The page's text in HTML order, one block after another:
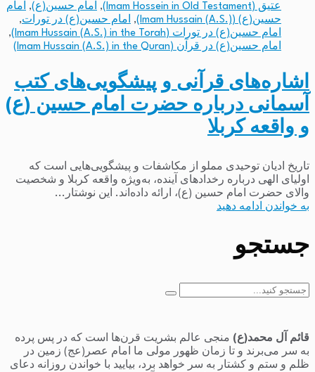
عتیق (Imam Hossein in Old Testament)
, امام حسین(ع), امام
حسین(ع) (Imam Hussain (A.S.))
, امام حسین(ع) در تورات,
امام حسین(ع) در تورات (Imam Hussain (A.S.) in the Torah)
,
امام حسین(ع) در قرآن (Imam Hussain (A.S.) in the Quran)
اشاره‌های قرآنی و پیشگویی‌های کتب
آسمانی درباره حضرت امام حسین (ع)
و واقعه کربلا
تاریخ ادیان توحیدی مملو از مکاشفات و پیشگویی‌هایی است که
اولیای الهی درباره رخدادهای آینده، به‌ویژه واقعه کربلا و شخصیت
والای حضرت امام حسین (ع)، ارائه داده‌اند. این نوشتار...
به خواندن ادامه دهید
جستجو
جستجو
قائم آل محمد(ع) منجی عالم بشریت قرن‌ها است که در پس پرده
به سر می‌برند و تا زمان ظهور مولی ما امام عصر(عج) زمین در
ظلم و ستم و کشتار به سر خواهد برد، بیایید با خواندن روزانه دعای